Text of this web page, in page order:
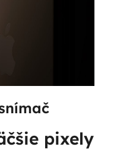
pixely